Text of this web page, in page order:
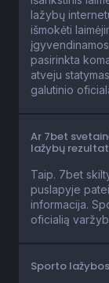
lažybų
išmokėti
pasirinkta
atveju
galutinio
Ar 7bet
lažybų
Taip. 7bet
puslapyje
informacija.
oficialią
Sporto